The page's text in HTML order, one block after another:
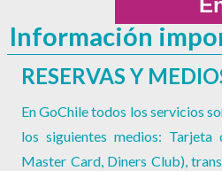
Información
RESERVAS Y
En GoChile todos los servicios
los siguientes medios: Tarjeta
Master Card, Diners Club),